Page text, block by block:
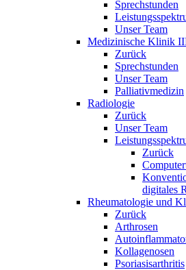
Sprechstunden
Unser Team
Medizinische Klinik
Zurück
Sprechstunden
Unser Team
Palliativmedizin
Radiologie
Zurück
Unser Team
Zurück
digitales
Rheumatologie und
Zurück
Arthrosen
Kollagenosen
Psoriasisarthritis